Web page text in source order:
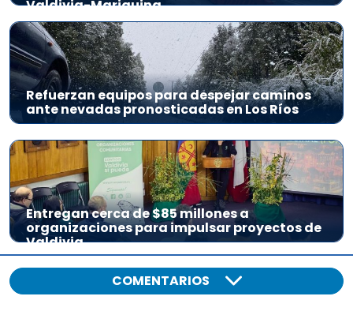
Valdivia-Mariquina
Refuerzan equipos para despejar caminos
ante nevadas pronosticadas en Los Ríos
Entregan cerca de $85 millones a
organizaciones para impulsar proyectos de
Valdivia
COMENTARIOS